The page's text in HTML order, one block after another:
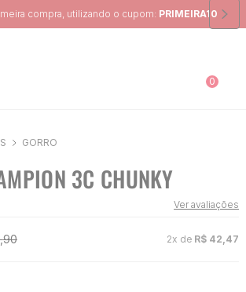
Sudeste em pedidos acima de R$ 399,00
0
GORRO
3C CHUNKY
Ver avaliações
,90 2x de R$ 42 47